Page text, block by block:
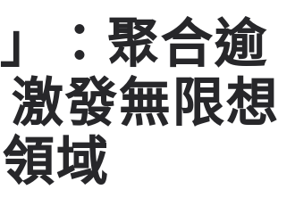
：聚合逾
發無限想
域